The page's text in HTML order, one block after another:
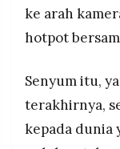
ke arah
hotpot
Senyum itu,
terakhirnya,
kepada dunia